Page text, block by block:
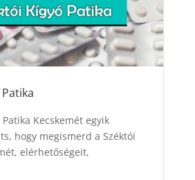
Kecskemét egyik
hogy megismerd a Széktói
elérhetőségeit,